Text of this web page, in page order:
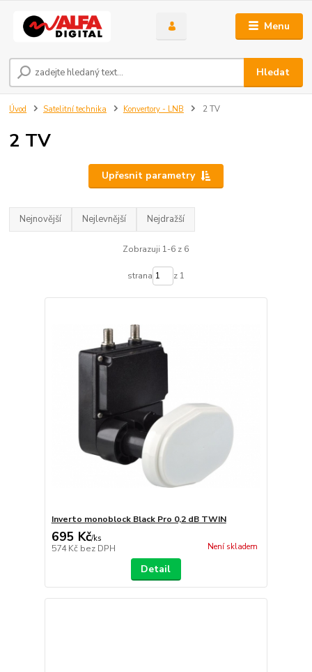
Menu
Hledat
Úvod Satelitní technika Konvertory - LNB 2 TV
2 TV
Upřesnit parametry
Nejnovější Nejlevnější Nejdražší
Zobrazuji 1-6 z 6
strana z 1
Inverto monoblock Black Pro 0,2 dB TWIN
695 Kč/ks
574 Kč bez DPH Není skladem
Detail